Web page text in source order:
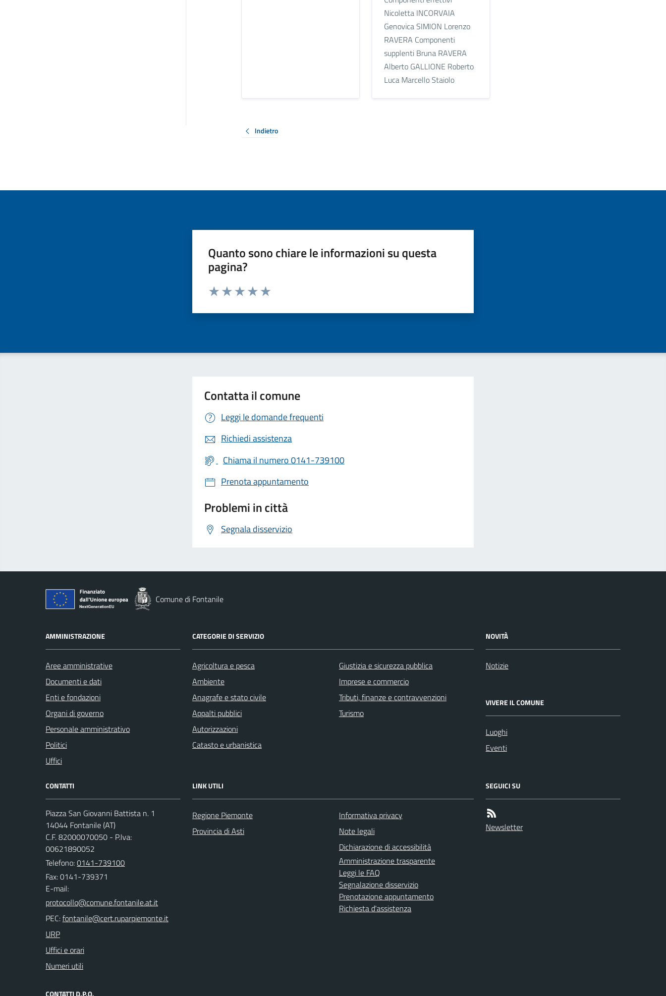
Nicoletta INCORVAIA
Genovica SIMION Lorenzo
RAVERA Componenti
supplenti Bruna RAVERA
Alberto GALLIONE Roberto
Luca Marcello Staiolo
Indietro
Quanto sono chiare le informazioni su questa
pagina?
Valuta da 1 a 5 stelle la pagina
Contatta il comune
Leggi le domande frequenti
Richiedi assistenza
Chiama il numero 0141-739100
Prenota appuntamento
Problemi in città
Segnala disservizio
Comune di Fontanile
AMMINISTRAZIONE
Aree amministrative
Documenti e dati
Enti e fondazioni
Organi di governo
Personale amministrativo
Politici
Uffici
CATEGORIE DI SERVIZIO
Agricoltura e pesca
Ambiente
Anagrafe e stato civile
Appalti pubblici
Autorizzazioni
Catasto e urbanistica
Giustizia e sicurezza pubblica
Imprese e commercio
Tributi, finanze e contravvenzioni
Turismo
NOVITÀ
Notizie
VIVERE IL COMUNE
Luoghi
Eventi
CONTATTI
Piazza San Giovanni Battista n. 1
14044 Fontanile (AT)
C.F. 82000070050 - P.Iva:
00621890052
Telefono:0141-739100
Fax: 0141-739371
E-mail:
PEC:
URP
Uffici e orari
Numeri utili
CONTATTI D.P.O.
LINK UTILI
Regione Piemonte
Provincia di Asti
Informativa privacy
Note legali
Dichiarazione di accessibilità
Amministrazione trasparente
Leggi le FAQ
Segnalazione disservizio
Prenotazione appuntamento
Richiesta d'assistenza
SEGUICI SU
Newsletter